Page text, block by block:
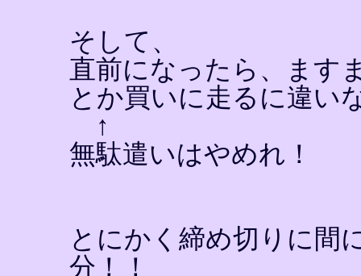
そして、
直前になったら、ます
とか買いに走るに違い
↑
無駄遣いはやめれ！
とにかく締め切りに間
分！！